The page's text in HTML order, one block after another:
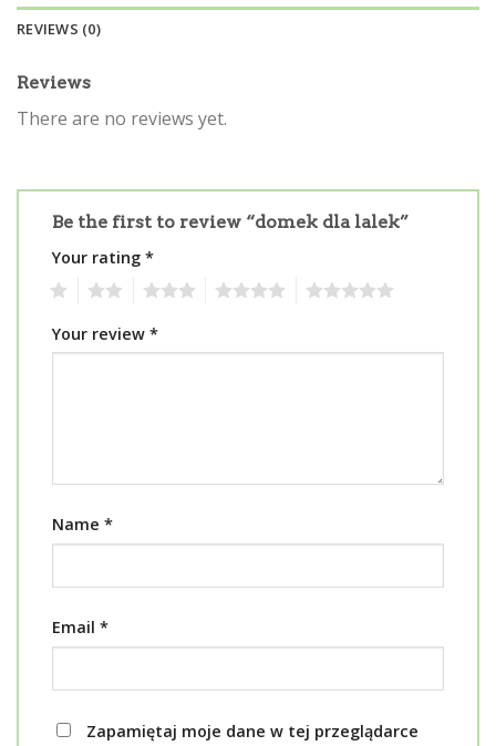
REVIEWS (0)
Reviews
There are no reviews yet.
Be the first to review “domek dla lalek”
Your rating *
Your review *
Name *
Email *
Zapamiętaj moje dane w tej przeglądarce